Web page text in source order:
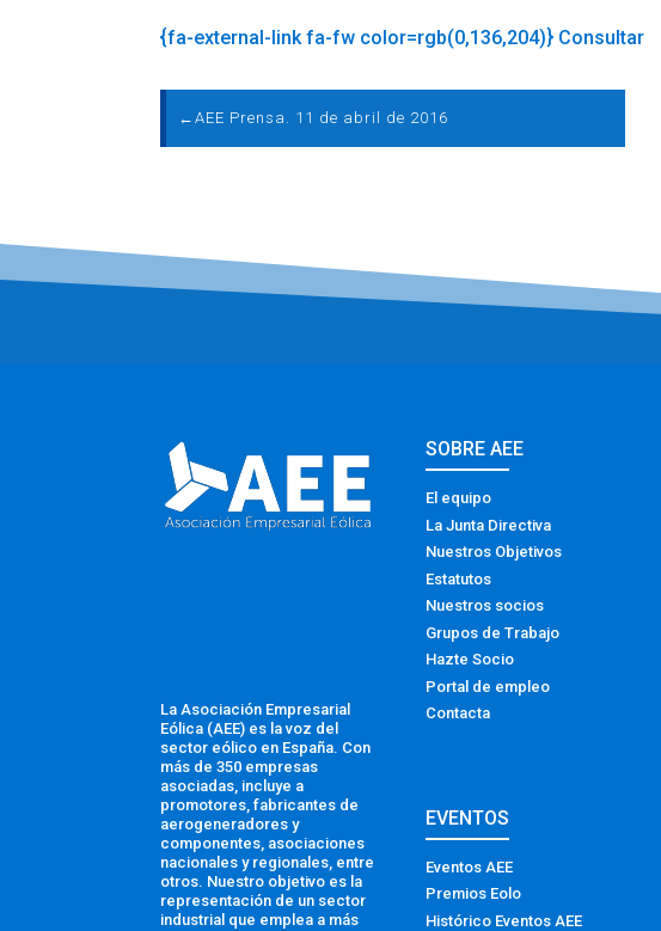
{fa-external-link fa-fw color=rgb(0,136,204)} Consultar
←AEE Prensa. 11 de abril de 2016
La Asociación Empresarial
Eólica (AEE) es la voz del
sector eólico en España. Con
más de 350 empresas
asociadas, incluye a
promotores, fabricantes de
aerogeneradores y
componentes, asociaciones
nacionales y regionales, entre
otros. Nuestro objetivo es la
representación de un sector
industrial que emplea a más
SOBRE AEE
El equipo
La Junta Directiva
Nuestros Objetivos
Estatutos
Nuestros socios
Grupos de Trabajo
Hazte Socio
Portal de empleo
Contacta
EVENTOS
Eventos AEE
Premios Eolo
Histórico Eventos AEE